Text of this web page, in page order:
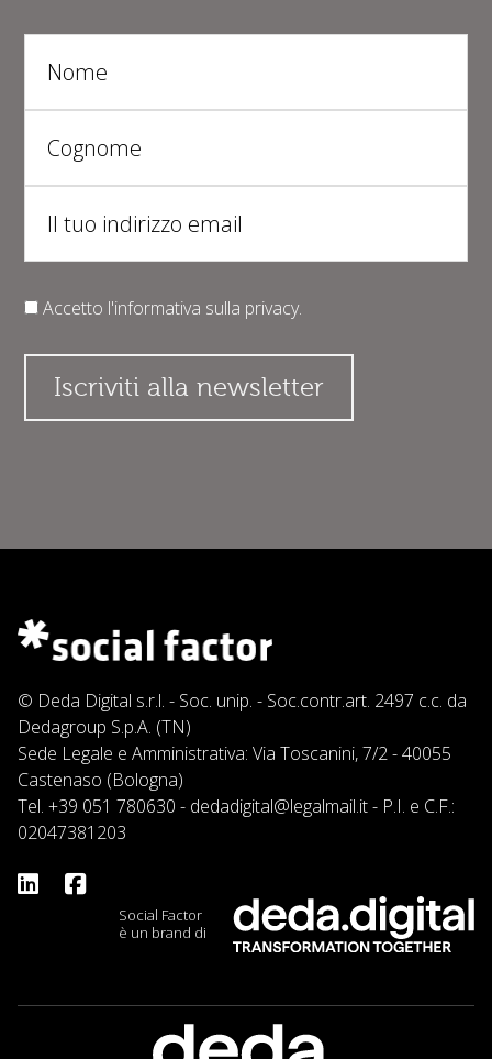
Accetto l'informativa sulla privacy.
© Deda Digital s.r.l. - Soc. unip. - Soc.contr.art. 2497 c.c. da
Dedagroup S.p.A. (TN)
Sede Legale e Amministrativa: Via Toscanini, 7/2 - 40055
Castenaso (Bologna)
Tel. +39 051 780630 - dedadigital@legalmail.it- P.I. e C.F.:
02047381203
Social Factor
è un brand di